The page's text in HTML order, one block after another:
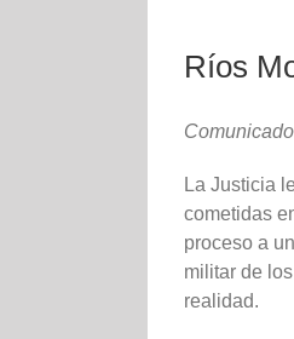
Ríos
La Justicia
cometidas
proceso a
militar de
realidad.